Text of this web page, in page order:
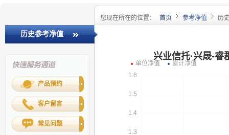
您现在所在的位置： 首页 参考净值 历
历史参考净值
产品预约
客户留言
常见问题